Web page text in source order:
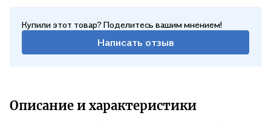
Купили этот товар? Поделитесь вашим мнением!
Написать отзыв
Описание и характеристики